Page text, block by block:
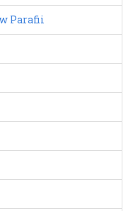
Parafii